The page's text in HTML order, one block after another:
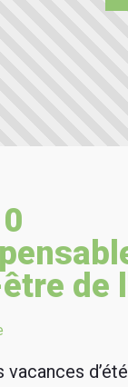
de
vacances